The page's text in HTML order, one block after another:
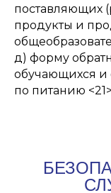
поставляющих
продукты и
д) форму
обучающихся и
по питанию